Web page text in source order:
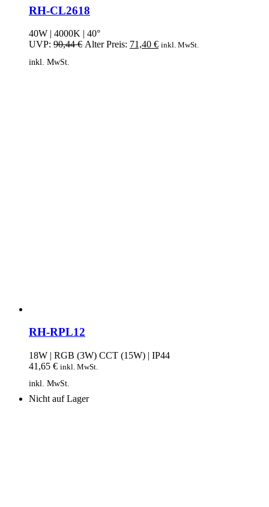
RH-CL2618
40W | 4000K | 40°
UVP: 90,44€ Ursprünglicher
Alter Preis: 71,40 €Aktueller
inkl. MwSt.
inkl. MwSt.
RH-RPL12
18W | RGB (3W) CCT (15W) | IP44
41,65 € inkl. MwSt.
inkl. MwSt.
Nicht auf Lager